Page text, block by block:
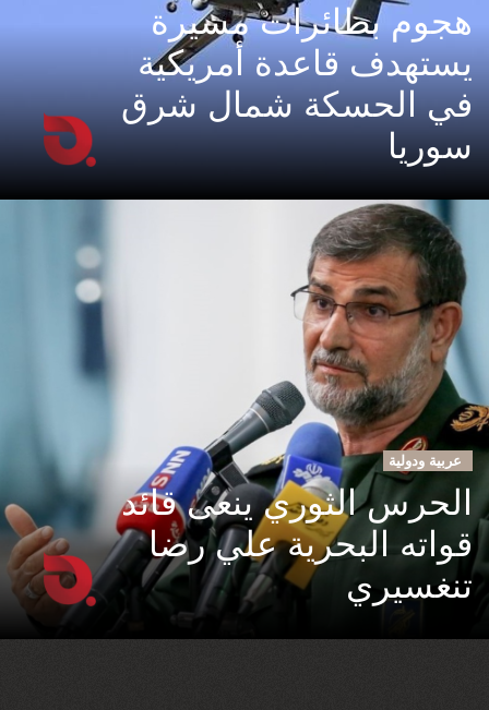
هجوم بطائرات مسيرة
يستهدف قاعدة أمريكية
في الحسكة شمال شرق
سوريا
عربية ودولية
الحرس الثوري ينعى قائد
قواته البحرية علي رضا
تنغسيري